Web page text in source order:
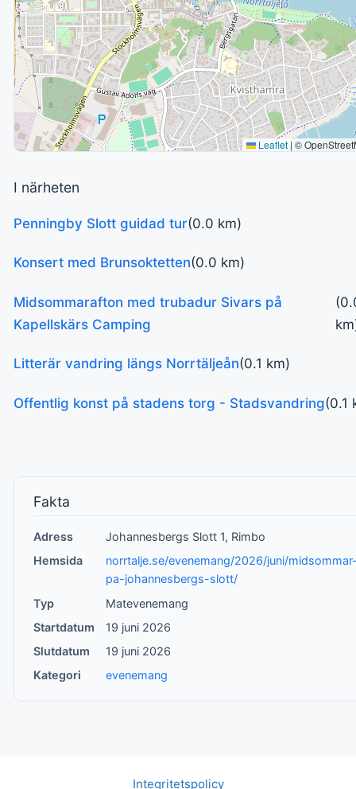
Leaflet | ©
I närheten
Penningby Slott guidad tur(0.0 km)
Konsert med Brunsoktetten(0.0 km)
Midsommarafton med trubadur Sivars på
Kapellskärs Camping
Litterär vandring längs Norrtäljeån(0.1 km)
Offentlig konst på stadens torg - Stadsvandring(0.1
Fakta
Adress
Johannesbergs Slott 1, Rimbo
Hemsida
norrtalje.se/evenemang/2026/juni/
pa-johannesbergs-slott/
Typ
Matevenemang
Startdatum
19 juni 2026
Slutdatum
19 juni 2026
Kategori
evenemang
Integritetspolicy